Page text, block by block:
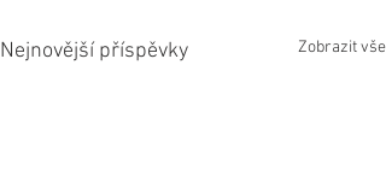
Nejnovější příspěvky Zobrazit vše